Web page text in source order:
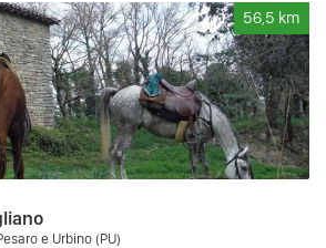
56,5 km
e Urbino (PU)